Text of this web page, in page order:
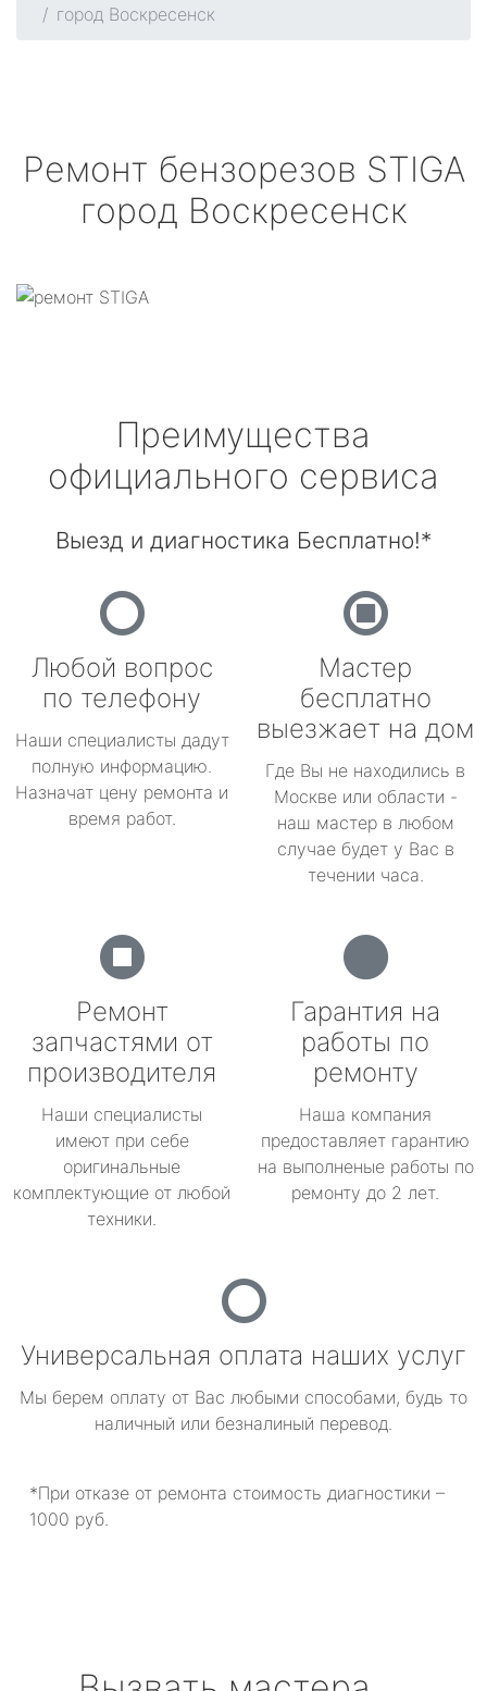
город Воскресенск
Ремонт бензорезов STIGA
город Воскресенск
Преимущества
официального сервиса
Выезд и диагностика Бесплатно!*
Любой вопрос
по телефону
Наши специалисты дадут
полную информацию.
Назначат цену ремонта и
время работ.
Мастер
бесплатно
выезжает на дом
Где Вы не находились в
Москве или области -
наш мастер в любом
случае будет у Вас в
течении часа.
Ремонт
запчастями от
производителя
Наши специалисты
имеют при себе
оригинальные
комплектующие от любой
техники.
Гарантия на
работы по
ремонту
Наша компания
предоставляет гарантию
на выполненые работы по
ремонту до 2 лет.
Универсальная оплата наших услуг
Мы берем оплату от Вас любыми способами, будь то
наличный или безналиный перевод.
*При отказе от ремонта стоимость диагностики –
1000 руб.